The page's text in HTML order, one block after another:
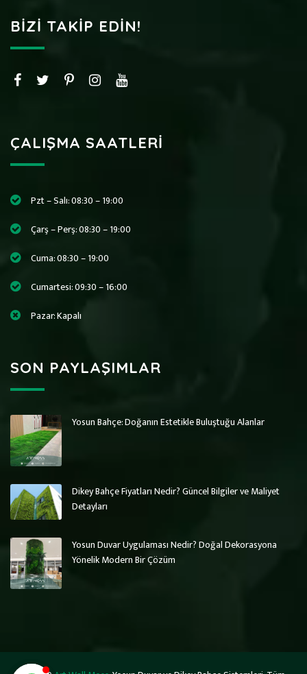
BIZI TAKIP EDIN!
ÇALIŞMA SAATLERI
Pzt – Salı: 08:30 – 19:00
Çarş – Perş: 08:30 – 19:00
Cuma: 08:30 – 19:00
Cumartesi: 09:30 – 16:00
Pazar: Kapalı
SON PAYLAŞIMLAR
Yosun Bahçe: Doğanın Estetikle Buluştuğu Alanlar
Dikey Bahçe Fiyatları Nedir? Güncel Bilgiler ve Maliyet
Detayları
Yosun Duvar Uygulaması Nedir? Doğal Dekorasyona
Yönelik Modern Bir Çözüm